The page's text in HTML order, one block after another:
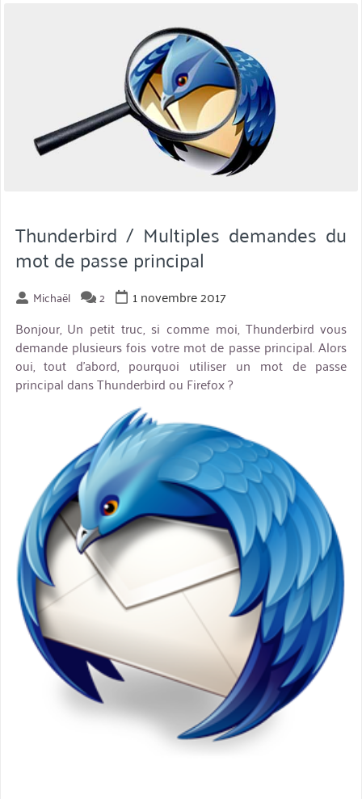
Thunderbird / Multiples demandes du
mot de passe principal
Michaël 2
1 novembre 2017
Bonjour, Un petit truc, si comme moi, Thunderbird vous
demande plusieurs fois votre mot de passe principal. Alors
oui, tout d’abord, pourquoi utiliser un mot de passe
principal dans Thunderbird ou Firefox ?